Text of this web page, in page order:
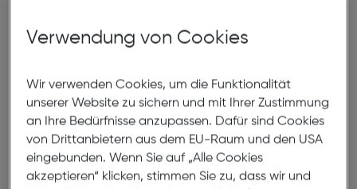
Steg:17mm
Bügellänge:140mm
(individuell ausrichtbar)
Verwendung von Cookies
Wir verwenden Cookies, um die Funktionalität
unserer Website zu sichern und mit Ihrer Zustimmung
an Ihre Bedürfnisse anzupassen. Dafür sind Cookies
von Drittanbietern aus dem EU-Raum und den USA
eingebunden. Wenn Sie auf „Alle Cookies
akzeptieren“ klicken, stimmen Sie zu, dass wir und